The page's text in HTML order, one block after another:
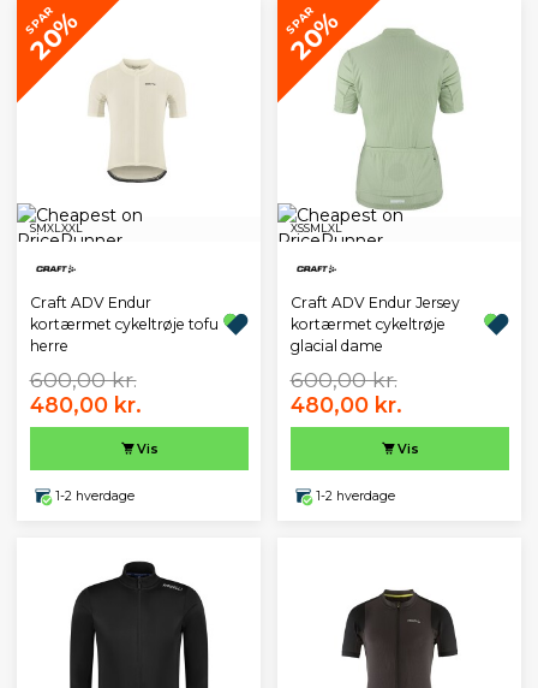
SPAR
20%
SMXLXXL
Craft ADV Endur
kortærmet cykeltrøje tofu
herre
600,00 kr.
480,00 kr.
Vis
1-2 hverdage
SPAR
20%
XSSM LXL
Craft ADV Endur Jersey
kortærmet cykeltrøje
glacial dame
600,00 kr.
480,00 kr.
Vis
1-2 hverdage